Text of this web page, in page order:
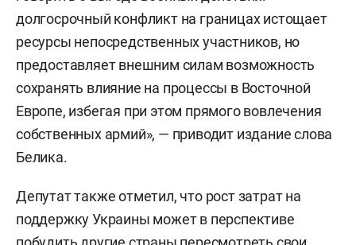
долгосрочный конфликт на границах истощает
ресурсы непосредственных участников, но
предоставляет внешним силам возможность
сохранять влияние на процессы в Восточной
Европе, избегая при этом прямого вовлечения
собственных армий», — приводит издание слова
Белика.
Депутат также отметил, что рост затрат на
поддержку Украины может в перспективе